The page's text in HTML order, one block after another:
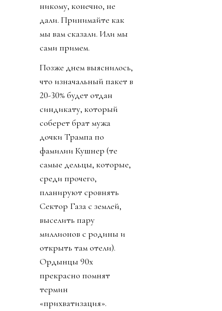
никому, конечно, не
дали. Принимайте как
мы вам сказали. Или мы
сами примем.
Позже днем выяснилось,
что изначальный пакет в
20-30% будет отдан
синдикату, который
соберет брат мужа
дочки Трампа по
фамилии Кушнер (те
самые дельцы, которые,
среди прочего,
планируют сровнять
Сектор Газа с землей,
выселить пару
миллионов с родины и
открыть там отели).
Ордынцы 90х
прекрасно помнят
термин
«прихватизация».